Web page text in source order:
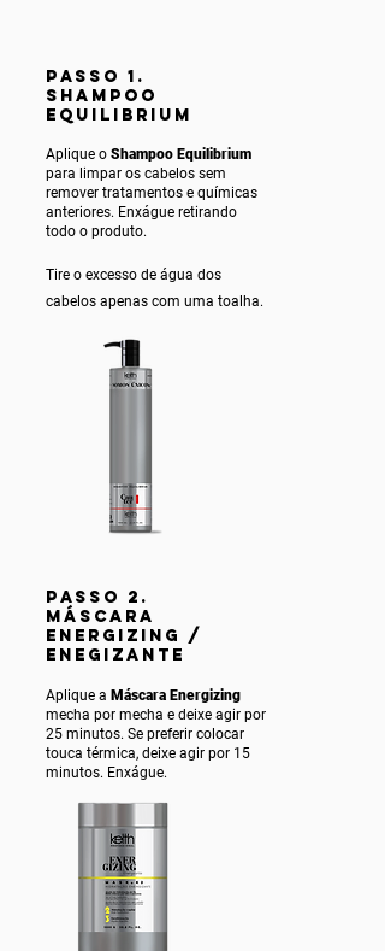
PASSO 1.
SHAMPOO
EQUILIBRIUM
Aplique o Shampoo Equilibrium
para limpar os cabelos sem
remover tratamentos e químicas
anteriores. Enxágue retirando
todo o produto.
Tire o excesso de água dos
cabelos apenas com uma toalha.
PASSO 2.
MÁSCARA
ENERGIZING /
ENEGIZANTE
Aplique a Máscara Energizing
mecha por mecha e deixe agir por
25 minutos. Se preferir colocar
touca térmica, deixe agir por 15
minutos. Enxágue.